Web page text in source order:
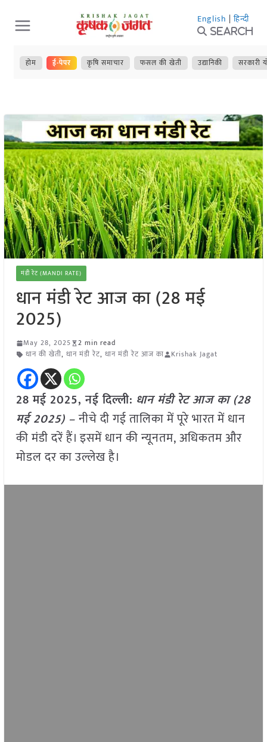
Skip
to
content
English | हिन्दी
Search
होम ई-पेपर कृषि समाचार फसल की खेती उद्यानिकी सरकारी
मंडी रेट (MANDI RATE)
धान मंडी रेट आज का (28 मई
2025)
May 28, 2025
2 min read
धान की खेती, धान मंडी रेट, धान मंडी रेट आज का Krishak Jagat
28 मई 2025, नई दिल्ली: धान मंडी रेट आज का (28
मई 2025) –नीचे दी गई तालिका में पूरे भारत में धान
की मंडी दरें हैं। इसमें धान की न्यूनतम, अधिकतम और
मोडल दर का उल्लेख है।